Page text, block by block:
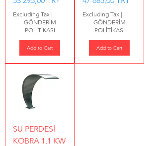
Excluding Tax |
GÖNDERİM
POLİTİKASI
Add to Cart
Excluding Tax |
GÖNDERİM
POLİTİKASI
Add to Cart
SU PERDESİ
KOBRA 1,1 KW